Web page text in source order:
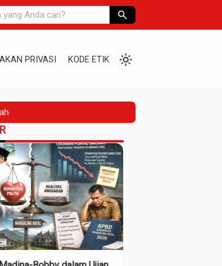
search
PRIVASI KODE ETIK light_mode